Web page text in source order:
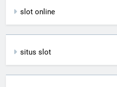
slot online
situs slot